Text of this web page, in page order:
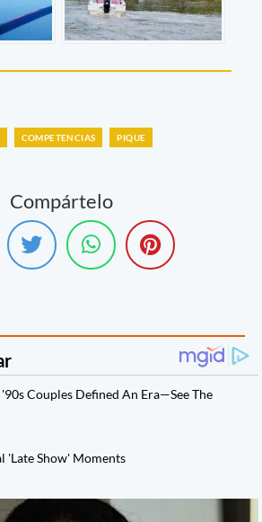
COMPETENCIAS PIQUE
Compártelo